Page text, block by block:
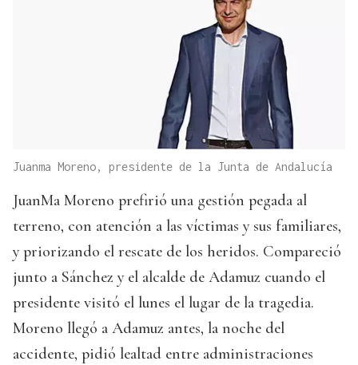
Juanma Moreno, presidente de la Junta de Andalucía
JuanMa Moreno prefirió una gestión pegada al
terreno, con atención a las víctimas y sus familiares,
y priorizando el rescate de los heridos. Compareció
junto a Sánchez y el alcalde de Adamuz cuando el
presidente visitó el lunes el lugar de la tragedia.
Moreno llegó a Adamuz antes, la noche del
accidente, pidió lealtad entre administraciones